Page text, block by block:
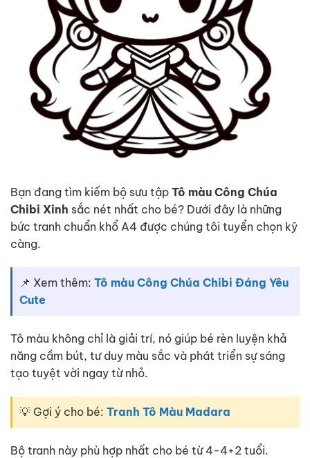
Bạn đang tìm kiếm bộ sưu tập Tô màu Công Chúa
Chibi Xinh sắc nét nhất cho bé? Dưới đây là những
bức tranh chuẩn khổ A4 được chúng tôi tuyển chọn kỹ
càng.
📌 Xem thêm: Tô màu Công Chúa Chibi Đáng Yêu
Cute
Tô màu không chỉ là giải trí, nó giúp bé rèn luyện khả
năng cầm bút, tư duy màu sắc và phát triển sự sáng
tạo tuyệt vời ngay từ nhỏ.
💡 Gợi ý cho bé: Tranh Tô Màu Madara
Bộ tranh này phù hợp nhất cho bé từ 4-4+2 tuổi.